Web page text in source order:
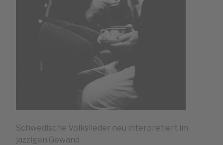
Schwedische Volkslieder neu interpretiert im
jazzigen Gewand